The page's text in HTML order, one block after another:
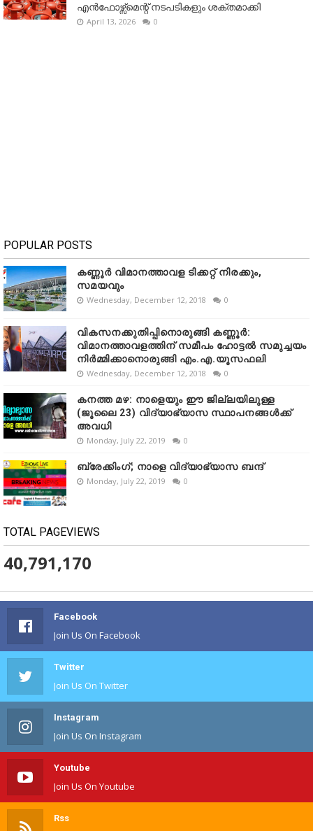
എൻഫോഴ്സ്മെന്റ് നടപടികളും ശക്തമാക്കി
April 13, 2026 0
POPULAR POSTS
കണ്ണൂർ വിമാനത്താവള ടിക്കറ്റ് നിരക്കും,
സമയവും
Wednesday, December 12, 2018 0
വികസനക്കുതിപ്പിനൊരുങ്ങി കണ്ണൂർ:
വിമാനത്താവളത്തിന് സമീപം ഹോട്ടൽ സമുച്ചയം
നിർമ്മിക്കാനൊരുങ്ങി എം.എ.യൂസഫലി
Wednesday, December 12, 2018 0
കനത്ത മഴ: നാളെയും ഈ ജില്ലയിലുള്ള
(ജൂലൈ 23) വിദ്യാഭ്യാസ സ്ഥാപനങ്ങൾക്ക്
അവധി
Monday, July 22, 2019 0
ബ്രേക്കിംഗ്; നാളെ വിദ്യാഭ്യാസ ബന്ദ്
Monday, July 22, 2019 0
TOTAL PAGEVIEWS
40,791,170
Facebook
Join Us On Facebook
Twitter
Join Us On Twitter
Instagram
Join Us On Instagram
Youtube
Join Us On Youtube
Rss